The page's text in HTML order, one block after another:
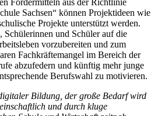
Sachsen“ können Projektideen wie
Projekte unterstützt werden.
Schülerinnen und Schüler auf die
vorzubereiten und zum
Fachkräftemangel im Bereich der
abzufedern und künftig mehr junge
Berufswahl zu motivieren.
Bildung, der große Bedarf wird
und durch kluge